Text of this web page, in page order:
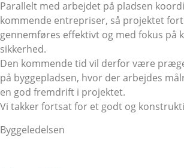
Parallelt med arbejdet på pladsen
kommende entrepriser, så projektet
gennemføres effektivt og med fokus på
sikkerhed.
Den kommende tid vil derfor være
på byggepladsen, hvor der arbejdes
en god fremdrift i projektet.
Vi takker fortsat for et godt og
Byggeledelsen